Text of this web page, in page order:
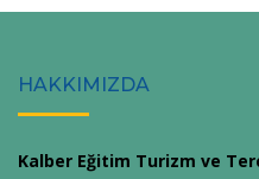
HAKKIMIZDA
Kalber Eğitim Turizm ve